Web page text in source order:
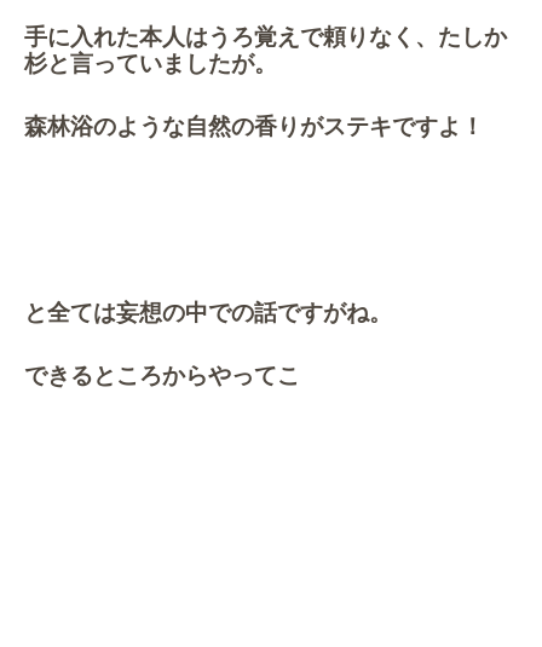
手に入れた本人はうろ覚えで頼りなく、たしか
杉と言っていましたが。
森林浴のような自然の香りがステキですよ！
と全ては妄想の中での話ですがね。
できるところからやってこ